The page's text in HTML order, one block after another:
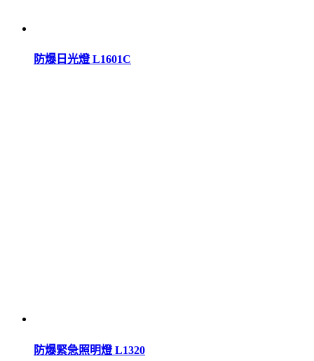
防爆日光燈 L1601C
防爆緊急照明燈 L1320